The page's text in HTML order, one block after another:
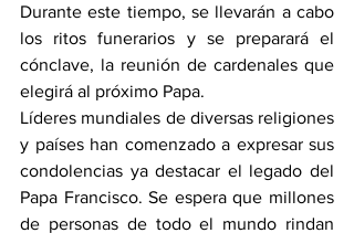
Durante este tiempo, se llevarán a cabo
los ritos funerarios y se preparará el
cónclave, la reunión de cardenales que
elegirá al próximo Papa.
Líderes mundiales de diversas religiones
y países han comenzado a expresar sus
condolencias ya destacar el legado del
Papa Francisco. Se espera que millones
de personas de todo el mundo rindan